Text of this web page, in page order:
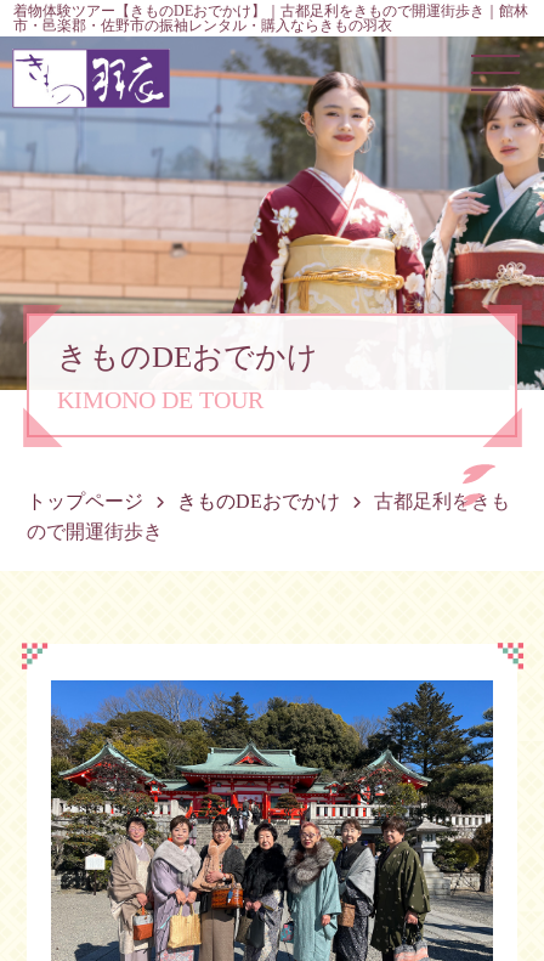
着物体験ツアー【きものDEおでかけ】｜古都足利をきもので開運街歩き｜館林
市・邑楽郡・佐野市の振袖レンタル・購入ならきもの羽衣
きものDEおでかけ
KIMONO DE TOUR
トップページ きものDEおでかけ
古都足利をきも
ので開運街歩き